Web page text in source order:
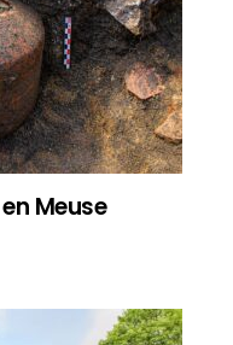
Meuse